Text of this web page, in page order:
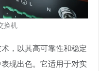
换机
，以其高可靠性和稳定
现出色。它适用于对实